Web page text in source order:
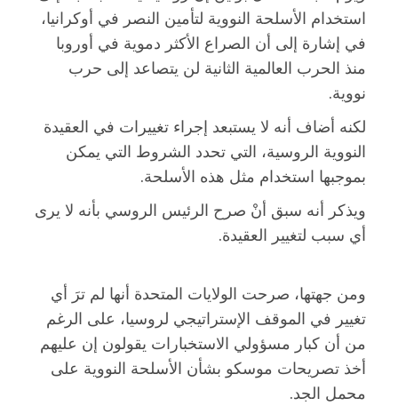
استخدام الأسلحة النووية لتأمين النصر في أوكرانيا،
في إشارة إلى أن الصراع الأكثر دموية في أوروبا
منذ الحرب العالمية الثانية لن يتصاعد إلى حرب
نووية.
لكنه أضاف أنه لا يستبعد إجراء تغييرات في العقيدة
النووية الروسية، التي تحدد الشروط التي يمكن
بموجبها استخدام مثل هذه الأسلحة.
ويذكر أنه سبق أنْ صرح الرئيس الروسي بأنه لا يرى
أي سبب لتغيير العقيدة.
ومن جهتها، صرحت الولايات المتحدة أنها لم ترَ أي
تغيير في الموقف الإستراتيجي لروسيا، على الرغم
من أن كبار مسؤولي الاستخبارات يقولون إن عليهم
أخذ تصريحات موسكو بشأن الأسلحة النووية على
محمل الجد.